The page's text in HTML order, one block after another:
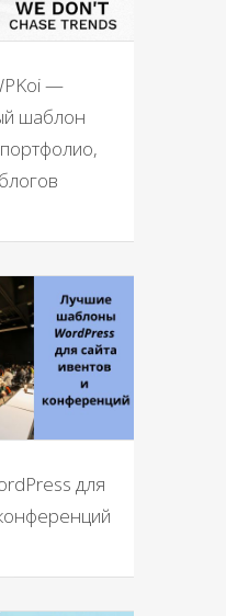
—
шаблон
для